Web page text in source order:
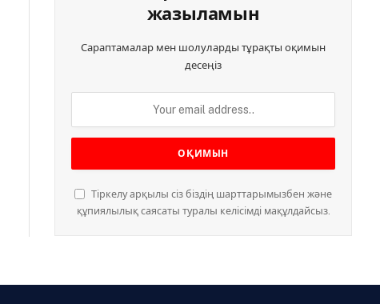
жазыламын
Сараптамалар мен шолуларды тұрақты оқимын
десеңіз
Тіркелу арқылы сіз біздің шарттарымызбен және
құпиялылық саясаты туралы келісімді мақұлдайсыз.